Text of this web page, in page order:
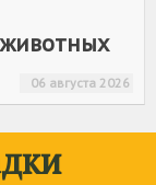
06 августа 2026